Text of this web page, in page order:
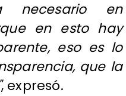
necesario en
en esto hay
eso es lo
que la
, expresó.